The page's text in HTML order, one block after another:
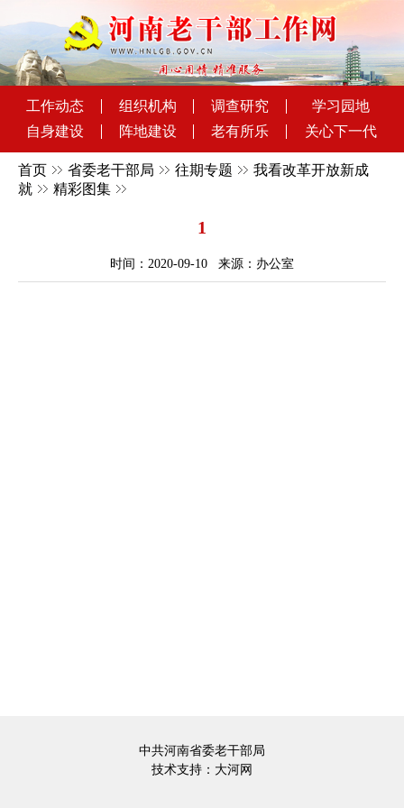
工作动态 组织机构 调查研究
学习园地
自身建设
阵地建设 老有所乐 关心下一代
首页 省委老干部局 往期专题
我看改革开放新成
就
精彩图集
1
时间：2020-09-10 来源：办公室
中共河南省委老干部局
技术支持： 大河网